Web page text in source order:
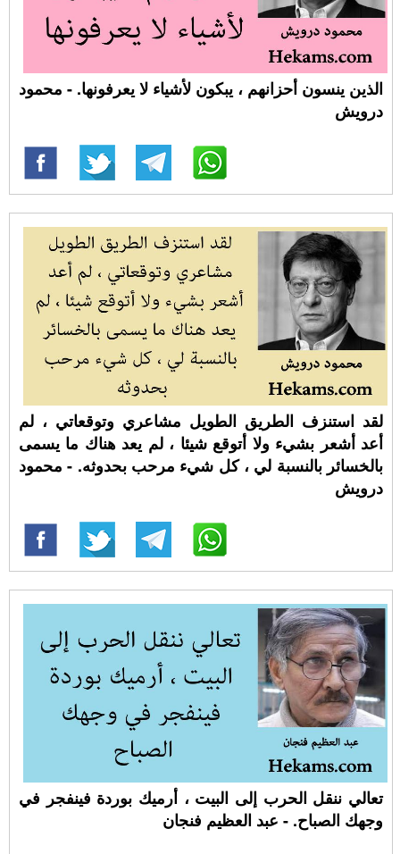
الذين ينسون أحزانهم ، يبكون لأشياء لا يعرفونها. - محمود
درويش
لقد استنزف الطريق الطويل مشاعري وتوقعاتي ، لم
أعد أشعر بشيء ولا أتوقع شيئا ، لم يعد هناك ما يسمى
بالخسائر بالنسبة لي ، كل شيء مرحب بحدوثه. - محمود
درويش
تعالي ننقل الحرب إلى البيت ، أرميك بوردة فينفجر في
وجهك الصباح. - عبد العظيم فنجان